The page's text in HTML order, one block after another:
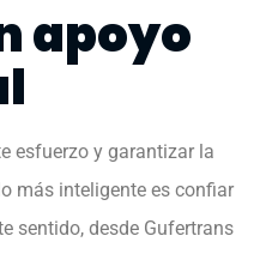
apoyo
esfuerzo y garantizar la
más inteligente es confiar
sentido, desde Gufertrans